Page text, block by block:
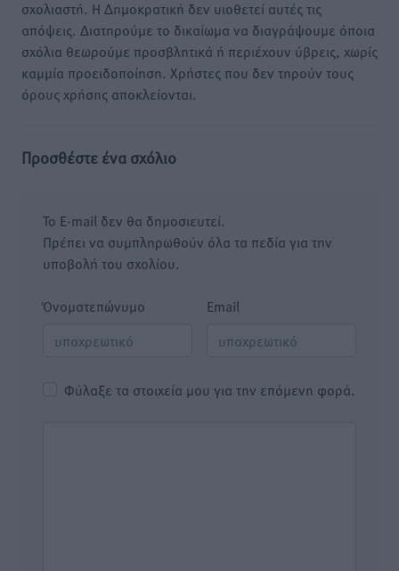
σχολιαστή. Η Δημοκρατική δεν υιοθετεί αυτές τις
απόψεις. Διατηρούμε το δικαίωμα να διαγράψουμε όποια
σχόλια θεωρούμε προσβλητικά ή περιέχουν ύβρεις, χωρίς
καμμία προειδοποίηση. Χρήστες που δεν τηρούν τους
όρους χρήσης αποκλείονται.
Προσθέστε ένα σχόλιο
Το E-mail δεν θα δημοσιευτεί.
Πρέπει να συμπληρωθούν όλα τα πεδία για την
υποβολή του σχολίου.
Όνοματεπώνυμο Email
Φύλαξε τα στοιχεία μου για την επόμενη φορά.